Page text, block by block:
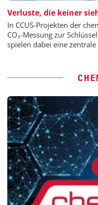
Verluste, die keiner
In CCUS-Projekten der
CO₂-Messung zur
spielen dabei eine zentrale